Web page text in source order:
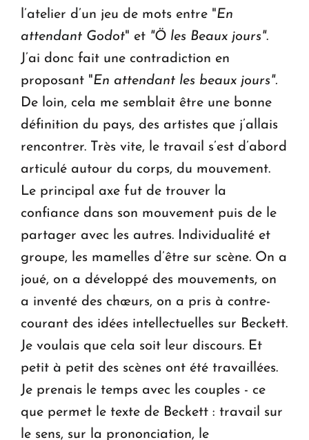
l’atelier d’un jeu de mots entre "En
attendant Godot" et "Ö les Beaux jours".
J’ai donc fait une contradiction en
proposant "En attendant les beaux jours".
De loin, cela me semblait être une bonne
définition du pays, des artistes que j’allais
rencontrer. Très vite, le travail s’est d’abord
articulé autour du corps, du mouvement.
Le principal axe fut de trouver la
confiance dans son mouvement puis de le
partager avec les autres. Individualité et
groupe, les mamelles d’être sur scène. On a
joué, on a développé des mouvements, on
a inventé des chœurs, on a pris à contre-
courant des idées intellectuelles sur Beckett.
Je voulais que cela soit leur discours. Et
petit à petit des scènes ont été travaillées.
Je prenais le temps avec les couples - ce
que permet le texte de Beckett : travail sur
le sens, sur la prononciation, le